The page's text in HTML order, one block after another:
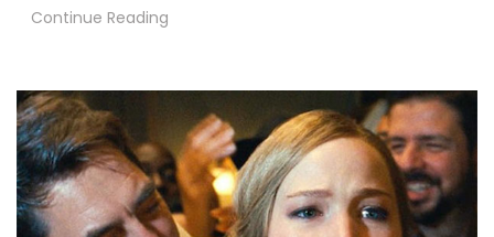
Continue Reading